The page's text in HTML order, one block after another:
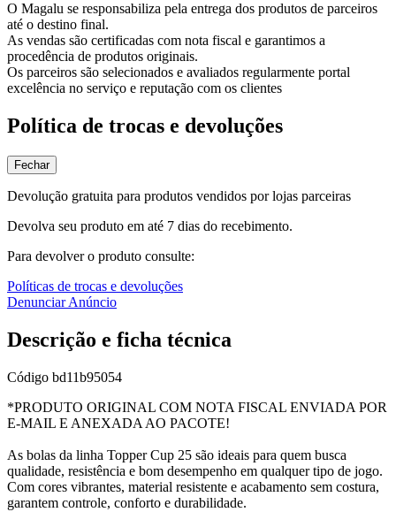
O Magalu se responsabiliza pela entrega dos produtos de parceiros
até o destino final.
As vendas são certificadas com nota fiscal e garantimos a
procedência de produtos originais.
Os parceiros são selecionados e avaliados regularmente portal
excelência no serviço e reputação com os clientes
Política de trocas e devoluções
Fechar
Devolução gratuita para produtos vendidos por lojas parceiras
Devolva seu produto em até 7 dias do recebimento.
Para devolver o produto consulte:
Políticas de trocas e devoluções
Denunciar Anúncio
Descrição e ficha técnica
Código bd11b95054
*PRODUTO ORIGINAL COM NOTA FISCAL ENVIADA POR
E-MAIL E ANEXADA AO PACOTE!
As bolas da linha Topper Cup 25 são ideais para quem busca
qualidade, resistência e bom desempenho em qualquer tipo de jogo.
Com cores vibrantes, material resistente e acabamento sem costura,
garantem controle, conforto e durabilidade.